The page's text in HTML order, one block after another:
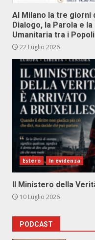
Al Milano la tre giorni
Dialogo, la Parola e
Umanitaria tra i Popoli
22 Luglio 2026
Estero In evidenza
Il Ministero della
10 Luglio 2026
PODCAST